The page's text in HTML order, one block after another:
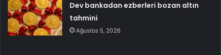
Dev bankadan ezberleri bozan altın
tahmini
Ağustos 5, 2026